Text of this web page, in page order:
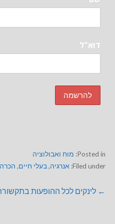
דוא"ל
Posted in: מוח ואבולוציה
Filed under: אנרגיה,בעלי חיים, הכרה
← לינקים לכל ההופעות